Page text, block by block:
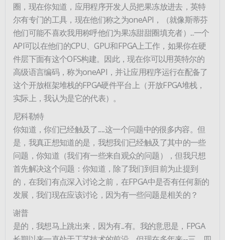
圈，现在你知道，应用程序开发人员把果冻放进去，英特
尔有专门的工具，现在他们称之为oneAPI，（就像斯蒂芬
他们可能不喜欢我用称呼他们为果冻甜甜圈填充者）...一个
API可以在他们的CPU、GPU和FPGA上工作，如果你在硬
件层下面有这个OFS构建。因此，现在你可以用英特尔的
高级语言编码，称为oneAPI，并让应用程序运行在配备了
这个开放框架堆栈的FPGA硬件平台上（开放FPGA堆栈，
实际上，我认为是它的代表）。
尼科勒特
你知道，你们已经触及了......这一个问题中的很多内容。但
是，我真正想知道的是，我想我们已经触及了其中的一些
问题，你知道（我们有一些来自观众的问题），但我只想
首先解决这个问题：你知道，除了我们到目前为止提到
的，在我们有点深入讨论之前，在FPGA中是否有任何新的
发展，我们现在应该讨论，因为有一些问题是相关的？
谢普
是的，我想马上跳出来，因为有...有。我的意思是，FPGA